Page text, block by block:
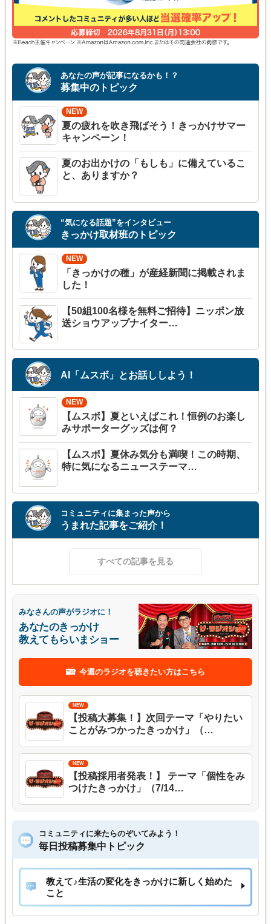
あなたの声が記事になるかも！？
募集中のトピック
夏の疲れを吹き飛ばそう！きっかけサマー
キャンペーン！
夏のお出かけの「もしも」に備えているこ
と、ありますか？
“気になる話題”をインタビュー
きっかけ取材班のトピック
「きっかけの種」が産経新聞に掲載されま
した！
【50組100名様を無料ご招待】ニッポン放
送ショウアップナイター…
AI「ムスボ」とお話ししよう！
【ムスボ】夏といえばこれ！恒例のお楽し
みサポーターグッズは何？
【ムスボ】夏休み気分も満喫！この時期、
特に気になるニューステーマ…
コミュニティに集まった声から
うまれた記事をご紹介！
すべての記事を見る
みなさんの声がラジオに！
あなたのきっかけ
教えてもらいまショー
今週のラジオを聴きたい方はこちら
【投稿大募集！】次回テーマ「やりたい
ことがみつかったきっかけ」（…
【投稿採用者発表！】 テーマ「個性をみ
つけたきっかけ」（7/14…
コミュニティに来たらのぞいてみよう！
毎日投稿募集中トピック
教えて♪生活の変化をきっかけに新しく始めた
こと